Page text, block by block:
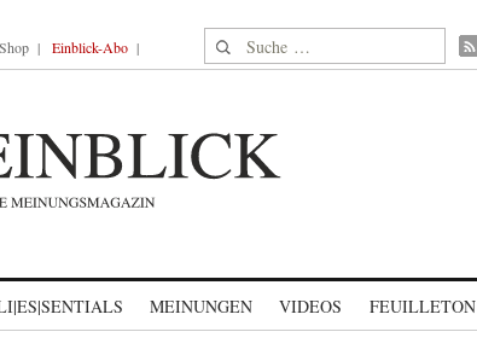
Shop Einblick-Abo Suche nach:
MEINUNGEN VIDEOS FEUILLETON